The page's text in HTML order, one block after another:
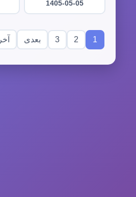
1405-05-05
1
2
3 بعدی آخر